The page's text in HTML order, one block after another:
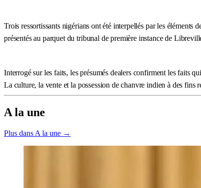
Trois ressortissants nigérians ont été interpellés par les éléments
présentés au parquet du tribunal de première instance de
Interrogé sur les faits, les présumés dealers confirment les faits
La culture, la vente et la possession de chanvre indien à des fins
A la une
Plus dans A la une →